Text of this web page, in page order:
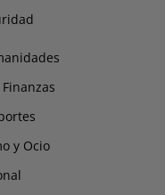
y Ocio